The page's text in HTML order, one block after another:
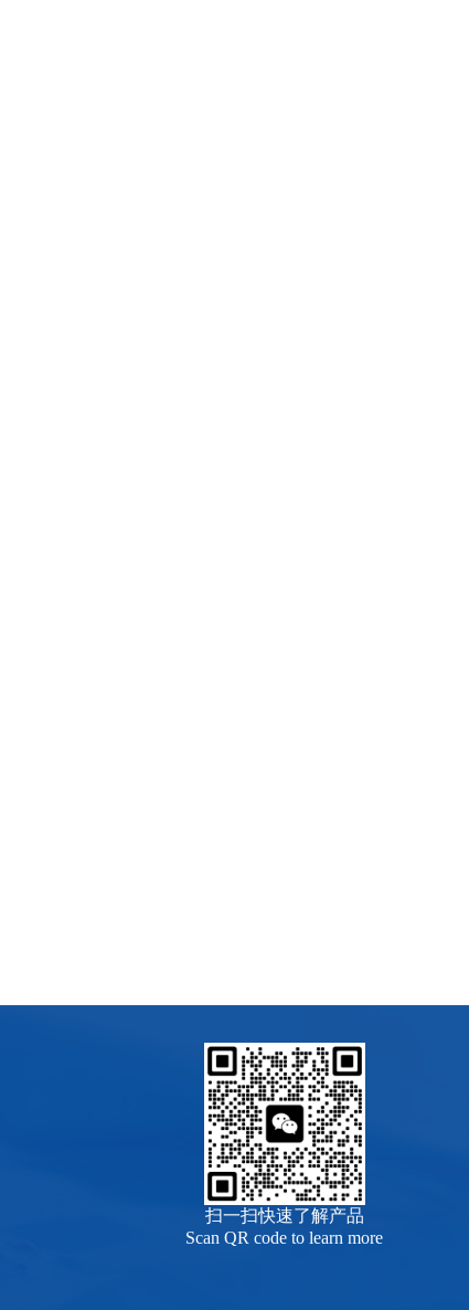
扫一扫快速了解产品
Scan QR code to learn more